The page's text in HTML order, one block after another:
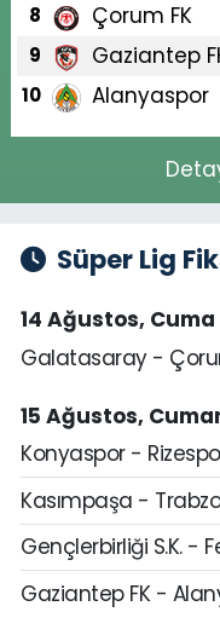
8 Çorum FK
9 Gaziantep
10 Alanyaspor
Süper Lig
14 Ağustos, Cuma
Galatasaray -
15 Ağustos,
Konyaspor -
Kasımpaşa -
Gençlerbirliği S.K. -
Gaziantep FK -